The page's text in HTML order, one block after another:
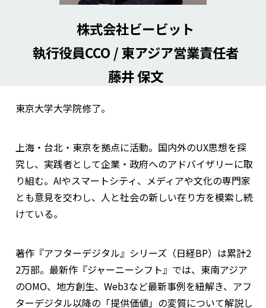
株式会社ビービット
執行役員CCO / 東アジア営業責任者
藤井 保文
東京大学大学院修了。
上海・台北・東京を拠点に活動。国内外のUX思想を探
究し、実践者として企業・政府へのアドバイザリーに取
り組む。AIやスマートシティ、メディアや文化の専門家
とも意見を交わし、人と社会の新しい在り方を模索し続
けている。
著作『アフターデジタル』シリーズ（日経BP）は累計2
2万部。最新作『ジャーニーシフト』では、東南アジア
のOMO、地方創生、Web3など最新事例を紐解き、アフ
ターデジタル以降の「提供価値」の変質について解説し